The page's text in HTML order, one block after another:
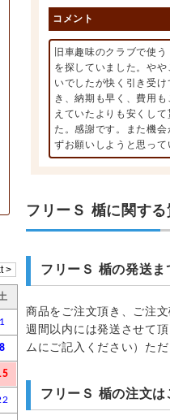
コメント
旧車趣味のクラブで使
を探していました。や
いでしたが快く引き受け
き、納期も早く、費用
えていたよりも安くし
た。感謝です。また機会
ずお願いしようと思って
フリーＳ 楯に関す
フリーＳ 楯の発送
商品をご注文頂き、ご注
週間以内には発送させて
ムにご記入ください）た
フリーＳ 楯の注文
1
8